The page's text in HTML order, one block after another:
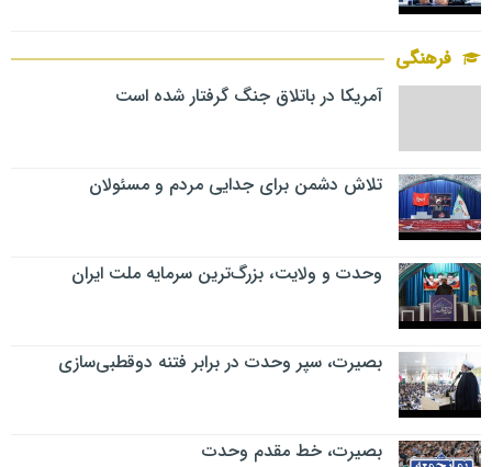
فرهنگی
آمریکا در باتلاق جنگ گرفتار شده است
تلاش دشمن برای جدایی مردم و مسئولان
وحدت و ولایت، بزرگ‌ترین سرمایه ملت ایران
بصیرت، سپر وحدت در برابر فتنه دوقطبی‌سازی
بصیرت، خط مقدم وحدت